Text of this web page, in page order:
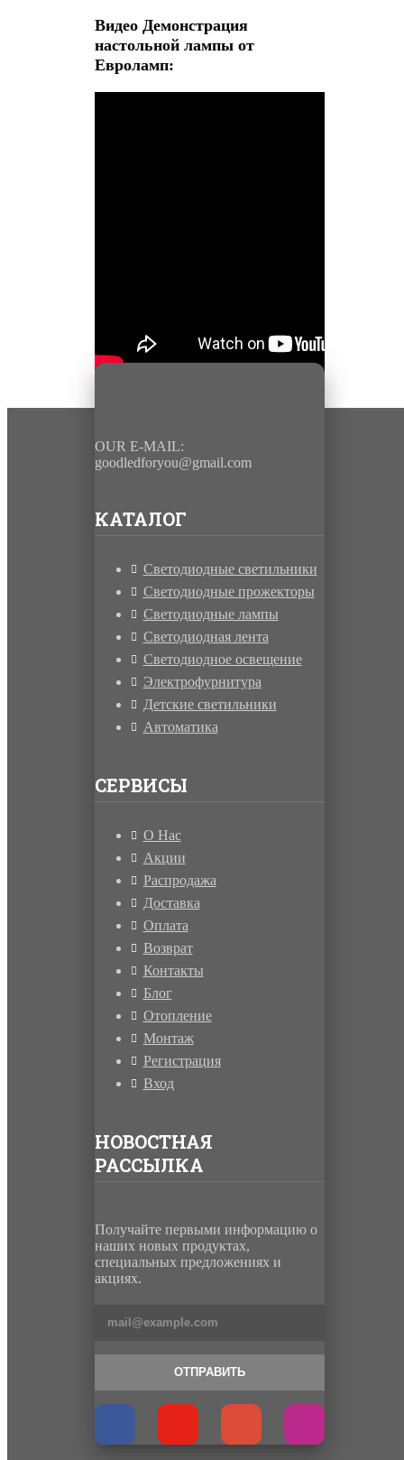
Видео Демонстрация
настольной лампы от
Евроламп:
OUR E-MAIL:
goodledforyou@gmail.cоm
КАТАЛОГ
Светодиодные светильники
Светодиодные прожекторы
Светодиодные лампы
Светодиодная лента
Светодиодное освещение
Электрофурнитура
Детские светильники
Автоматика
СЕРВИСЫ
О Нас
Акции
Распродажа
Доставка
Оплата
Возврат
Контакты
Блог
Отопление
Монтаж
Регистрация
Вход
НОВОСТНАЯ
РАССЫЛКА
Получайте первыми информацию о
наших новых продуктах,
специальных предложениях и
акциях.
ОТПРАВИТЬ